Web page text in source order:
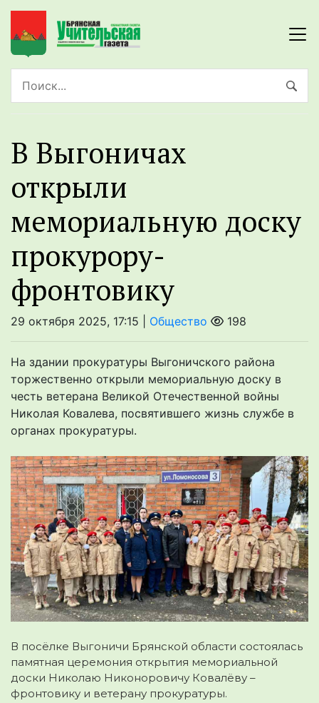
В Выгоничах
открыли
мемориальную доску
прокурору-
фронтовику
29 октября 2025, 17:15 | Общество 198
На здании прокуратуры Выгоничского района
торжественно открыли мемориальную доску в
честь ветерана Великой Отечественной войны
Николая Ковалева, посвятившего жизнь службе в
органах прокуратуры.
В посёлке Выгоничи Брянской области состоялась
памятная церемония открытия мемориальной
доски Николаю Никоноровичу Ковалёву –
фронтовику и ветерану прокуратуры.